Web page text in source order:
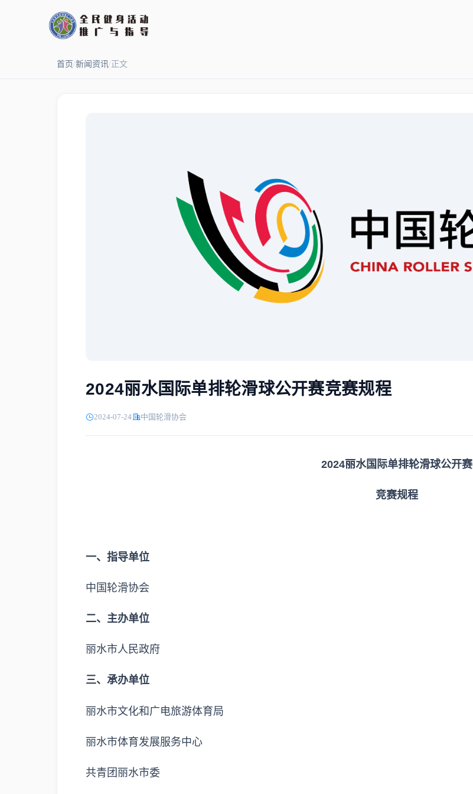
首页/新闻资讯/正文
2024丽水国际单排轮滑球公开赛竞赛规程
2024-07-24 中国轮滑协会
2024丽水国际单排轮滑球公开赛
竞赛规程
一、指导单位
中国轮滑协会
二、主办单位
丽水市人民政府
三、承办单位
丽水市文化和广电旅游体育局
丽水市体育发展服务中心
共青团丽水市委